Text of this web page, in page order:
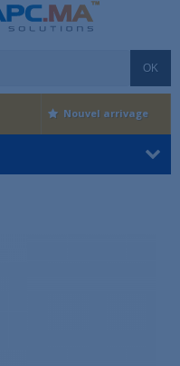
OK
Nouvel arrivage